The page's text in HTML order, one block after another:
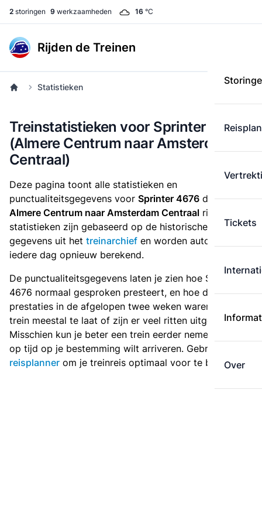
2 storingen 9 werkzaamheden 16 °C
Rijden de Treinen
Tickets
Over
Statistieken
Treinstatistieken voor Sprinter 4676
(Almere Centrum naar Amsterdam
Centraal)
Deze pagina toont alle statistieken en
punctualiteitsgegevens voor Sprinter 4676 dievan
Almere Centrum naar Amsterdam Centraal rijdt. Deze
statistieken zijn gebaseerd op de historische
gegevens uit het treinarchief en worden automatisch
iedere dag opnieuw berekend.
De punctualiteitsgegevens laten je zien hoe Sprinter
4676 normaal gesproken presteert, en hoe de
prestaties in de afgelopen twee weken waren. Is deze
trein meestal te laat of zijn er veel ritten uitgevallen?
Misschien kun je beter een trein eerder nemen als je
op tijd op je bestemming wilt arriveren. Gebruik de
reisplanner om je treinreis optimaal voor te bereiden.